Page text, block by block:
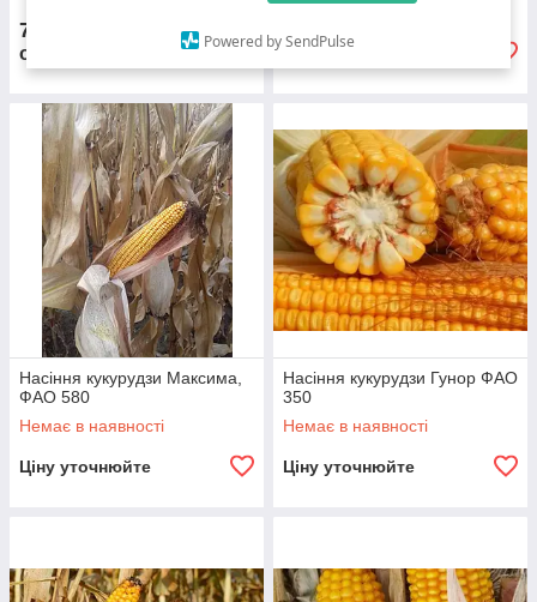
Powered by SendPulse
7 072
одиниця
Ціну уточнюйте
Насіння кукурудзи Максима,
ФАО 580
Немає в наявності
Ціну уточнюйте
Насіння кукурудзи Гунор ФАО
350
Немає в наявності
Ціну уточнюйте